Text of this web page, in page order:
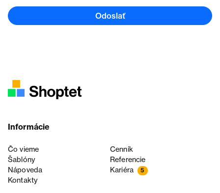
Odoslať
Informácie
Čo vieme
Cenník
Šablóny
Referencie
Nápoveda
Kariéra 5
Kontakty